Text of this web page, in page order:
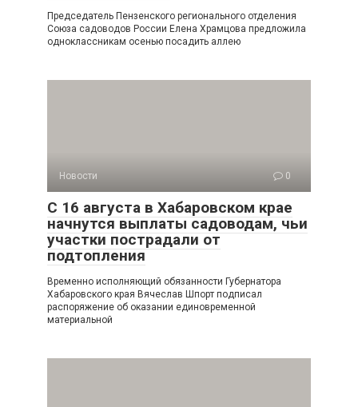
Председатель Пензенского регионального отделения
Союза садоводов России Елена Храмцова предложила
одноклассникам осенью посадить аллею
Новости 0
С 16 августа в Хабаровском крае
начнутся выплаты садоводам, чьи
участки пострадали от
подтопления
Временно исполняющий обязанности Губернатора
Хабаровского края Вячеслав Шпорт подписал
распоряжение об оказании единовременной
материальной